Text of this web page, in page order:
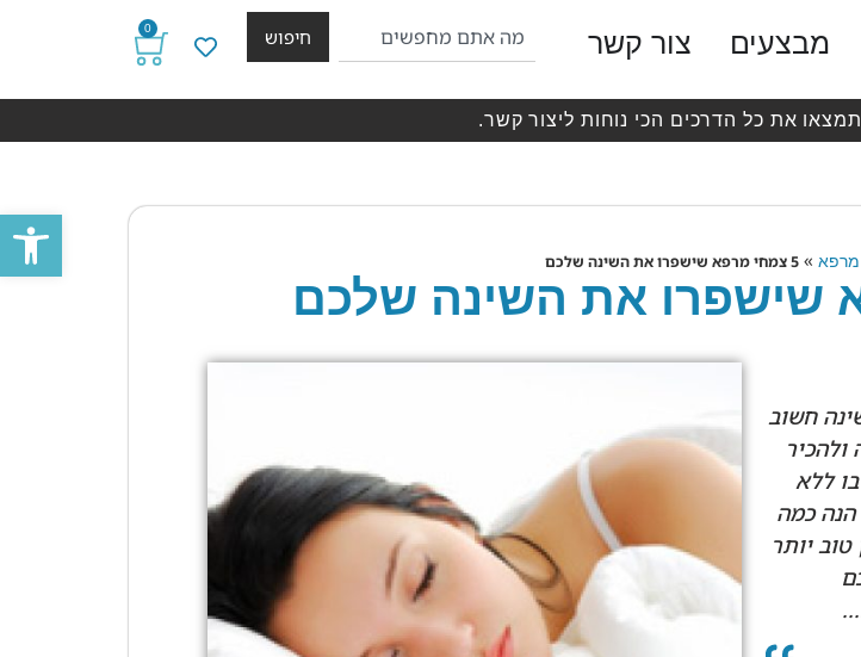
פתח
מבצעים צור קשר חיפוש 0
את כל הדרכים הכי נוחות ליצור קשר.
מרפא» 5 צמחי מרפא שישפרו את השינה שלכם
חשוב
ללא
הנה כמה
יותר